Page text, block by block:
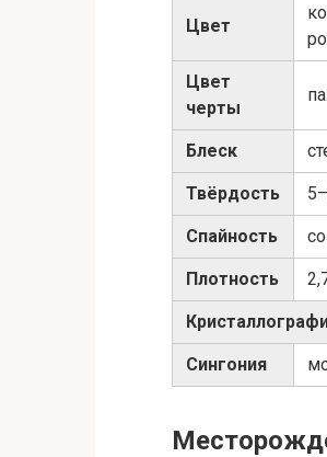
Цвет
Цвет
черты
Блеск
Твёрдость
Спайность
Плотность
Сингония